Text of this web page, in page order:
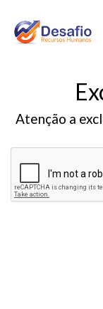
Atenção a